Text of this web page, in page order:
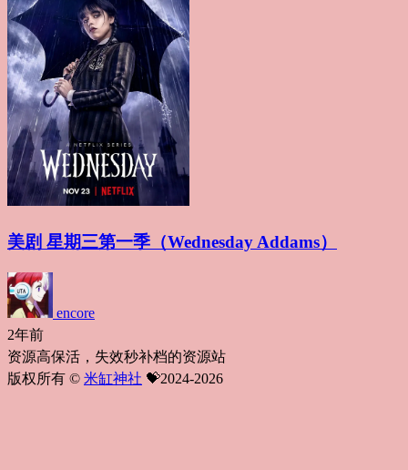
美剧 星期三第一季（Wednesday Addams）
encore
2年前
资源高保活，失效秒补档的资源站
版权所有 © 米缸神社 💝2024-2026